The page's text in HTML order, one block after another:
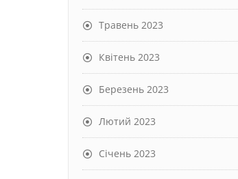
Травень 2023
Квітень 2023
Березень 2023
Лютий 2023
Січень 2023